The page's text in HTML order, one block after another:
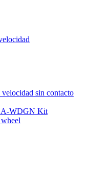
sin contacto
WDGN Kit